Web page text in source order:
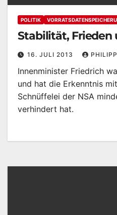
POLITIK
Stabilität, Frieden
16. JULI 2013
Innenminister Friedrich
und hat die Erkenntnis
Schnüffelei der NSA
verhindert hat.